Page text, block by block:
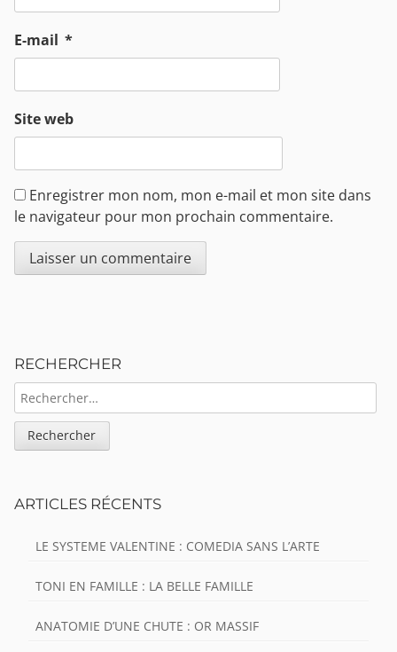
E-mail *
Site web
Enregistrer mon nom, mon e-mail et mon site dans
le navigateur pour mon prochain commentaire.
RECHERCHER
RECHERCHER :
ARTICLES RÉCENTS
LE SYSTEME VALENTINE : COMEDIA SANS L’ARTE
TONI EN FAMILLE : LA BELLE FAMILLE
ANATOMIE D’UNE CHUTE : OR MASSIF